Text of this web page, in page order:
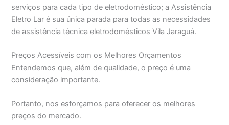
serviços para cada tipo de eletrodoméstico; a Assistência
Eletro Lar é sua única parada para todas as necessidades
de assistência técnica eletrodomésticos Vila Jaraguá.
Preços Acessíveis com os Melhores Orçamentos
Entendemos que, além de qualidade, o preço é uma
consideração importante.
Portanto, nos esforçamos para oferecer os melhores
preços do mercado.